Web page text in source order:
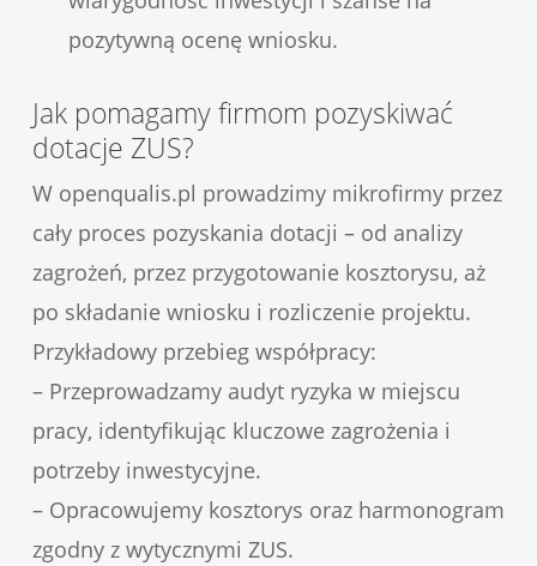
pozytywną ocenę wniosku.
Jak pomagamy firmom pozyskiwać
dotacje ZUS?
W openqualis.pl prowadzimy mikrofirmy przez
cały proces pozyskania dotacji – od analizy
zagrożeń, przez przygotowanie kosztorysu, aż
po składanie wniosku i rozliczenie projektu.
Przykładowy przebieg współpracy:
– Przeprowadzamy audyt ryzyka w miejscu
pracy, identyfikując kluczowe zagrożenia i
potrzeby inwestycyjne.
– Opracowujemy kosztorys oraz harmonogram
zgodny z wytycznymi ZUS.